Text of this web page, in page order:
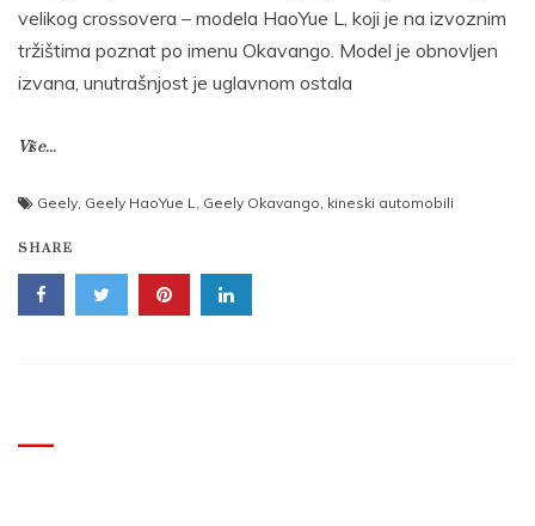
velikog crossovera – modela HaoYue L, koji je na izvoznim
tržištima poznat po imenu Okavango. Model je obnovljen
izvana, unutrašnjost je uglavnom ostala
Više...
Geely, Geely HaoYue L, Geely Okavango, kineski automobili
SHARE